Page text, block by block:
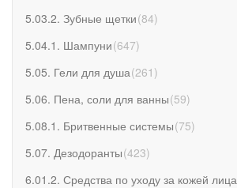
5.03.2. Зубные щетки(84)
5.04.1. Шампуни(647)
5.05. Гели для душа(261 )
5.06. Пена, соли для ванны(59)
5.08.1. Бритвенные системы(75)
5.07. Дезодоранты(423)
6.01.2. Средства по уходу за кожей лица